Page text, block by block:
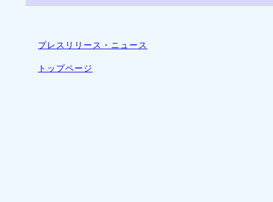
プレスリリース・ニュース
トップページ